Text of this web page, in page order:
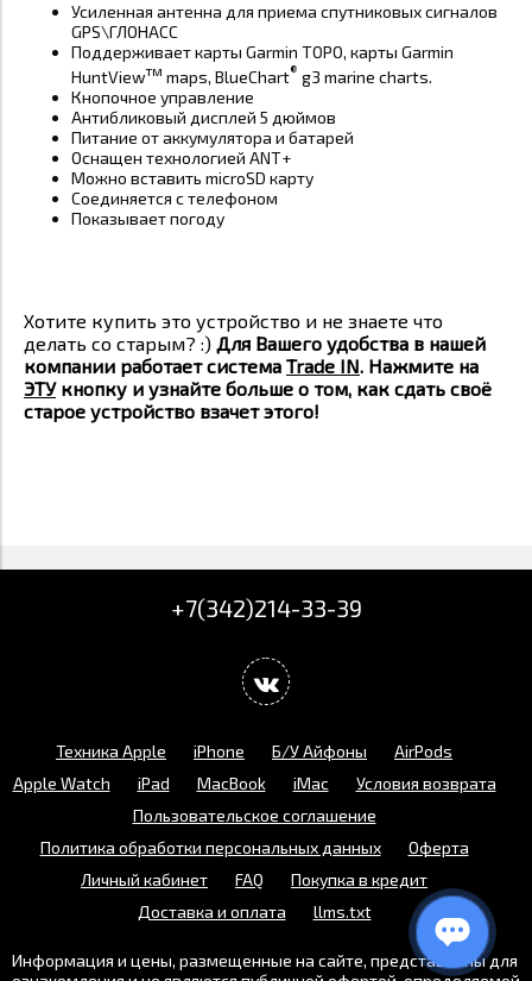
Усиленная антенна для приема спутниковых сигналов
GPS\ГЛОНАСС
Поддерживает карты Garmin TOPO, карты Garmin
HuntViewтм maps, BlueChart® g3 marine charts.
Кнопочное управление
Антибликовый дисплей 5 дюймов
Питание от аккумулятора и батарей
Оснащен технологией ANT+
Можно вставить microSD карту
Соединяется с телефоном
Показывает погоду
Хотите купить это устройство и не знаете что
делать со старым? :) Для Вашего удобства в нашей
компании работает система Trade IN. Нажмите на
ЭТУкнопку и узнайте больше о том, как сдать своё
старое устройство взачет этого!
+7(342)214-33-39
Техника Apple iPhone Б/У Айфоны
AirPods
Apple Watch
iPad MacBook iMac
Условия возврата
Пользовательское соглашение
Политика обработки персональных данных
Оферта
Личный кабинет
FAQ
Покупка в кредит
Доставка и оплата
llms.txt
Информация и цены, размещенные на сайте, представлены для